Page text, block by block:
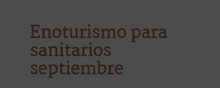
Enoturismo para
sanitarios
septiembre